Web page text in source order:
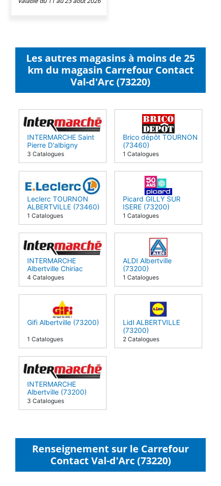
Les autres magasins à moins de 25
km du magasin Carrefour Contact
Val-d'Arc (73220)
INTERMARCHE Saint
Pierre D'albigny
(73250)
3 Catalogues
Brico dépôt TOURNON
(73460)
1 Catalogues
Leclerc TOURNON
ALBERTVILLE (73460)
1 Catalogues
Picard GILLY SUR
ISERE (73200)
1 Catalogues
INTERMARCHE
Albertville Chiriac
(73200)
4 Catalogues
ALDI Albertville
(73200)
1 Catalogues
Gifi Albertville (73200)
1 Catalogues
Lidl ALBERTVILLE
(73200)
2 Catalogues
INTERMARCHE
Albertville (73200)
3 Catalogues
Renseignement sur le Carrefour
Contact Val-d'Arc (73220)